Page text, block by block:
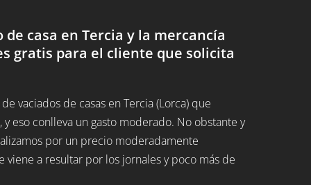
casa en Tercia y la mercancía
gratis para el cliente que solicita
vaciados de casas en Tercia (Lorca) que
eso conlleva un gasto moderado. No obstante y
por un precio moderadamente
a resultar por los jornales y poco más de